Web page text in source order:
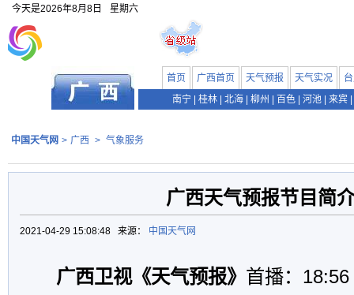
今天是2026年8月8日 星期六
首页 广西首页 天气预报 天气实况
南宁
桂林 北海 柳州 百色 河池 来宾
中国天气网 > 广西 > 气象服务
广西天气预报节目简
2021-04-29 15:08:48 来源： 中国天气网
广西卫视《天气预报》 首播：18:56